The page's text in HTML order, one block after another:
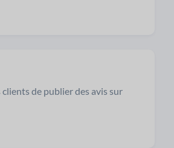
de publier des avis sur